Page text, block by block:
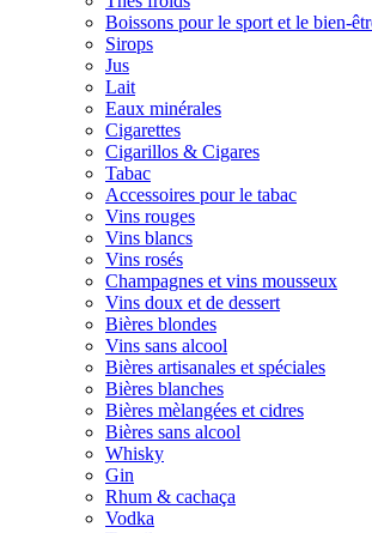
Boissons pour le sport et le bien-
Sirops
Jus
Lait
Eaux minérales
Cigarettes
Cigarillos & Cigares
Tabac
Accessoires pour le tabac
Vins rouges
Vins blancs
Vins rosés
Champagnes et vins mousseux
Vins doux et de dessert
Bières blondes
Vins sans alcool
Bières artisanales et spéciales
Bières blanches
Bières mèlangées et cidres
Bières sans alcool
Whisky
Gin
Rhum & cachaça
Vodka